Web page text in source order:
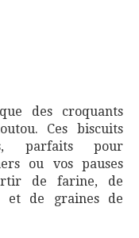
des croquants
Ces biscuits
parfaits pour
ou vos pauses
de farine, de
et de graines de